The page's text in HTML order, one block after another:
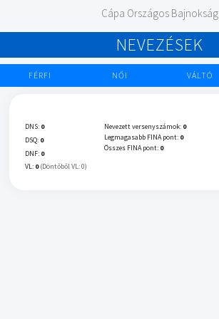
Cápa Országos Bajnokság
NEVEZÉSEK
FÉRFI NŐI VÁLTÓ
DNS: 0
DSQ: 0
DNF: 0
VL: 0 (Döntőből VL: 0)
Nevezett versenyszámok: 0
Legmagasabb FINA pont: 0
Összes FINA pont: 0